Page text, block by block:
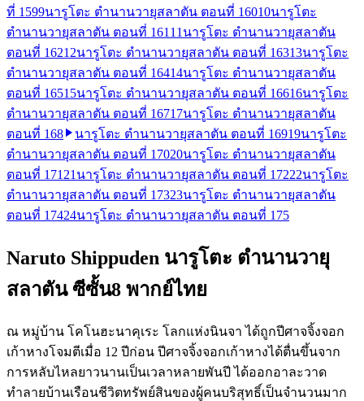
ที่ 1599นารูโตะ ตำนานวายุสลาตัน ตอนที่ 16010นารูโตะ
ตำนานวายุสลาตัน ตอนที่ 161 11 นารูโตะ ตำนานวายุสลาตัน
ตอนที่ 16212นารูโตะ ตำนานวายุสลาตัน ตอนที่ 16313นารูโตะ
ตำนานวายุสลาตัน ตอนที่ 16414นารูโตะ ตำนานวายุสลาตัน
ตอนที่ 16515นารูโตะ ตำนานวายุสลาตัน ตอนที่ 16616นารูโตะ
ตำนานวายุสลาตัน ตอนที่ 16717นารูโตะ ตำนานวายุสลาตัน
ตอนที่ 168
นารูโตะ ตำนานวายุสลาตัน ตอนที่ 16919นารูโตะ
ตำนานวายุสลาตัน ตอนที่ 17020นารูโตะ ตำนานวายุสลาตัน
ตอนที่ 171 21 นารูโตะ ตำนานวายุสลาตัน ตอนที่ 17222นารูโตะ
ตำนานวายุสลาตัน ตอนที่ 17323นารูโตะ ตำนานวายุสลาตัน
ตอนที่ 17424นารูโตะ ตำนานวายุสลาตัน ตอนที่ 175
Naruto Shippuden นารูโตะ ตำนานวายุ
สลาตัน ซีซั้น8 พากย์ไทย
ณ หมู่บ้าน โคโนฮะนาคุเระ โลกแห่งนินจา ได้ถูกปีศาจจิ้งจอก
เก้าหางโจมตีเมื่อ 12 ปีก่อน ปีศาจจิ้งจอกเก้าหางได้ตื่นขึ้นจาก
การหลับไหลยาวนานเป็นเวลาหลายพันปี ได้ออกอาละวาด
ทำลายบ้านเรือนชีวิตทรัพย์สินของผู้คนบริสุทธิ์เป็นจำนวนมาก